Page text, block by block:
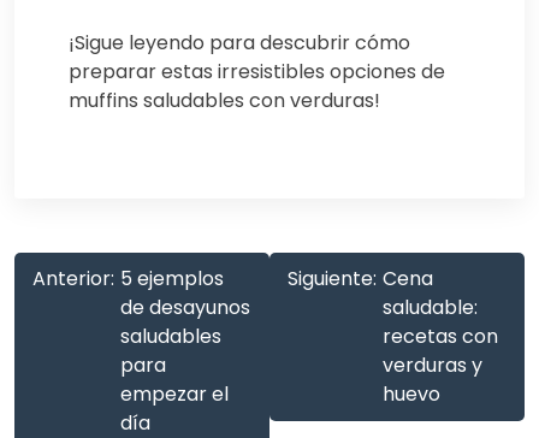
¡Sigue leyendo para descubrir cómo
preparar estas irresistibles opciones de
muffins saludables con verduras!
Anterior: 5 ejemplos
de desayunos
saludables
para
empezar el
día
Siguiente: Cena
saludable:
recetas con
verduras y
huevo